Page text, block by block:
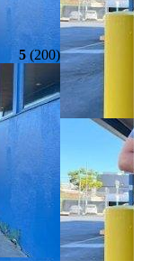
5 (200)